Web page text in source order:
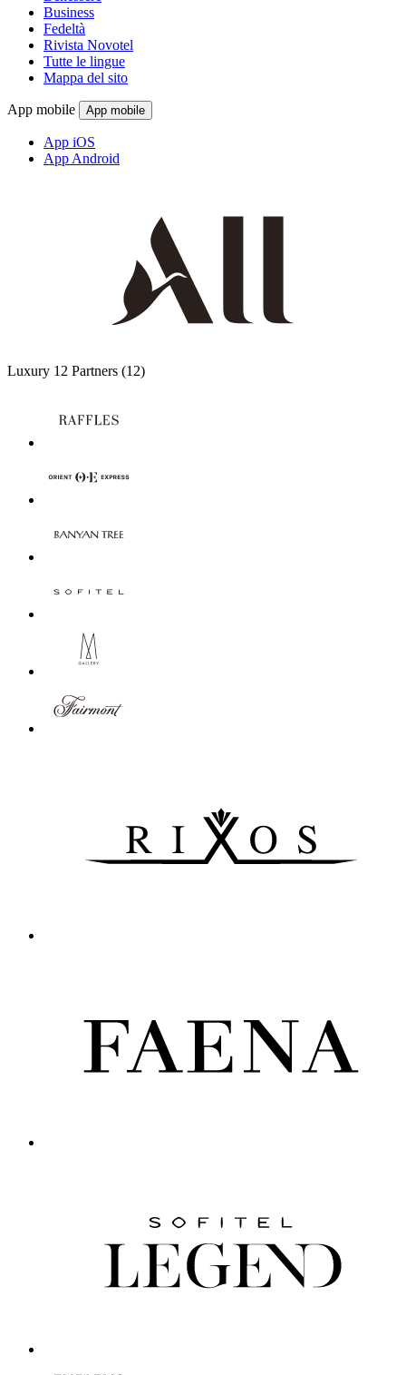
Business
Fedeltà
Rivista Novotel
Tutte le lingue
Mappa del sito
App mobile App mobile
App iOS
App Android
Luxury 12 Partners (12)